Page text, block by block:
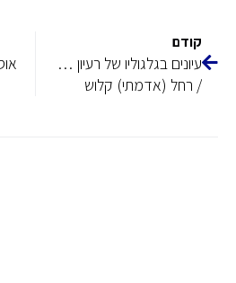
קודם
עיונים בגלגוליו של רעיון השכונה
/ רחל (אדמתי) קלוש